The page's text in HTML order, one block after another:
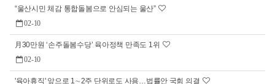
“울산시민 체감 통합돌봄으로 안심되는 울산”
02-10
月30만원 ‘손주돌봄수당’ 육아정책 만족도 1위
02-10
'육아휴직' 앞으로 1∼2주 단위로도 사용…법률안 국회 의결